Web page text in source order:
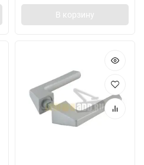
В корзину